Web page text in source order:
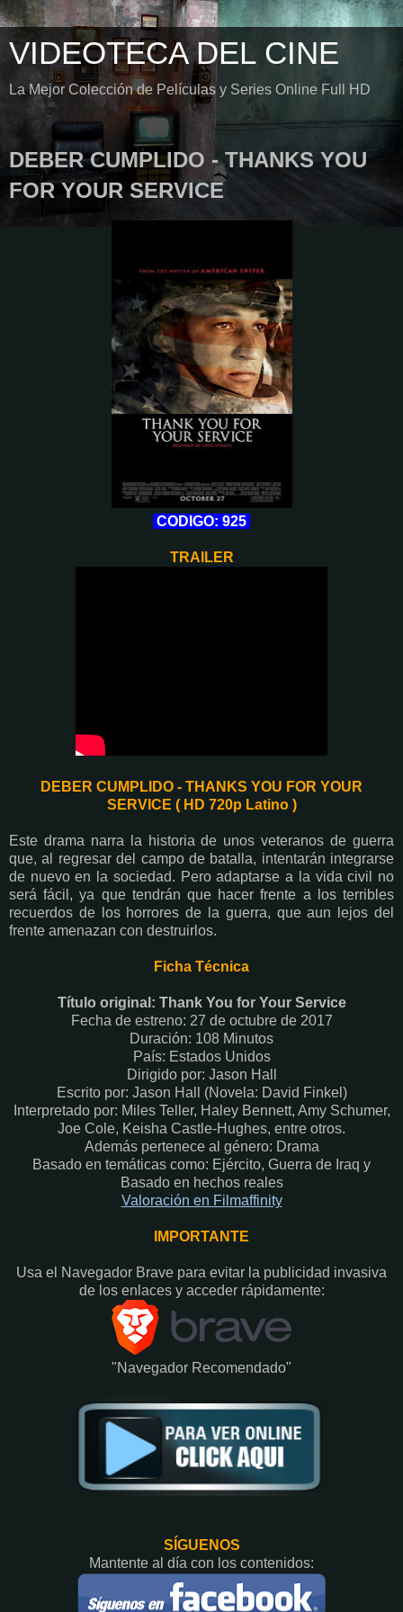
VIDEOTECA DEL CINE
La Mejor Colección de Películas y Series Online Full HD
DEBER CUMPLIDO - THANKS YOU
FOR YOUR SERVICE
CODIGO: 925
TRAILER
DEBER CUMPLIDO - THANKS YOU FOR YOUR
SERVICE ( HD 720p Latino )
Este drama narra la historia de unos veteranos de guerra
que, al regresar del campo de batalla, intentarán integrarse
de nuevo en la sociedad. Pero adaptarse a la vida civil no
será fácil, ya que tendrán que hacer frente a los terribles
recuerdos de los horrores de la guerra, que aun lejos del
frente amenazan con destruirlos.
Ficha Técnica
Título original: Thank You for Your Service
Fecha de estreno: 27 de octubre de 2017
Duración: 108 Minutos
País: Estados Unidos
Dirigido por: Jason Hall
Escrito por: Jason Hall (Novela: David Finkel)
Interpretado por: Miles Teller, Haley Bennett, Amy Schumer,
Joe Cole, Keisha Castle-Hughes, entre otros.
Además pertenece al género: Drama
Basado en temáticas como: Ejército, Guerra de Iraq y
Basado en hechos reales
Valoración en Fi lmaffinity
IMPORTANTE
Usa el Navegador Brave para evitar la publicidad invasiva
de los enlaces y acceder rápidamente:​
"Navegador Recomendado"
SÍGUENOS
Mantente al día con los contenidos: